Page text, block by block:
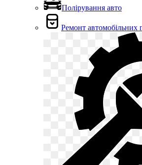
Полірування авто
Ремонт автомобільних